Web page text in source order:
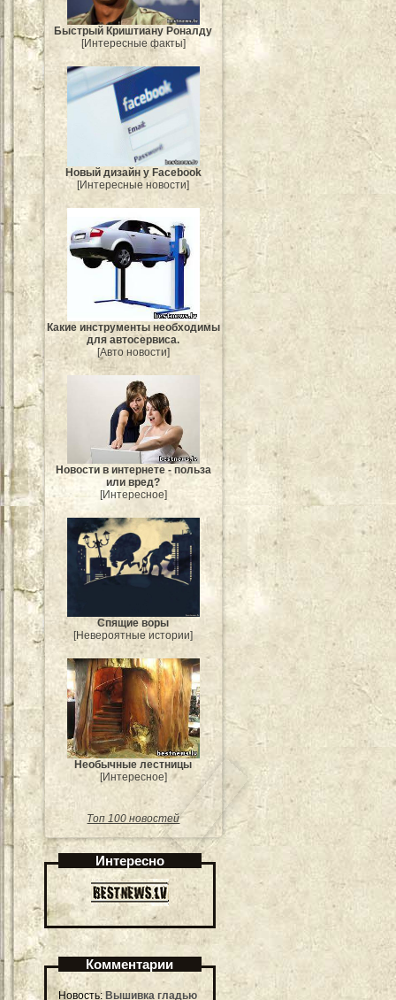
Быстрый Криштиану Роналду
[Интересные факты]
Новый дизайн у Facebook
[Интересные новости]
Какие инструменты необходимы
для автосервиса.
[Авто новости]
Новости в интернете - польза
или вред?
[Интересное]
Спящие воры
[Невероятные истории]
Необычные лестницы
[Интересное]
Топ 100 новостей
Интересно
Комментарии
Новость: Вышивка гладью